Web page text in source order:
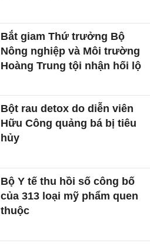
Bắt giam Thứ trưởng Bộ
Nông nghiệp và Môi trường
Hoàng Trung tội nhận hối lộ
Bột rau detox do diễn viên
Hữu Công quảng bá bị tiêu
hủy
Bộ Y tế thu hồi số công bố
của 313 loại mỹ phẩm quen
thuộc